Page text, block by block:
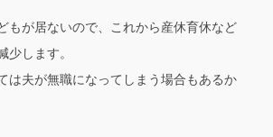
もが居ないので、これから産休育休など
少します。
は夫が無職になってしまう場合もあるか